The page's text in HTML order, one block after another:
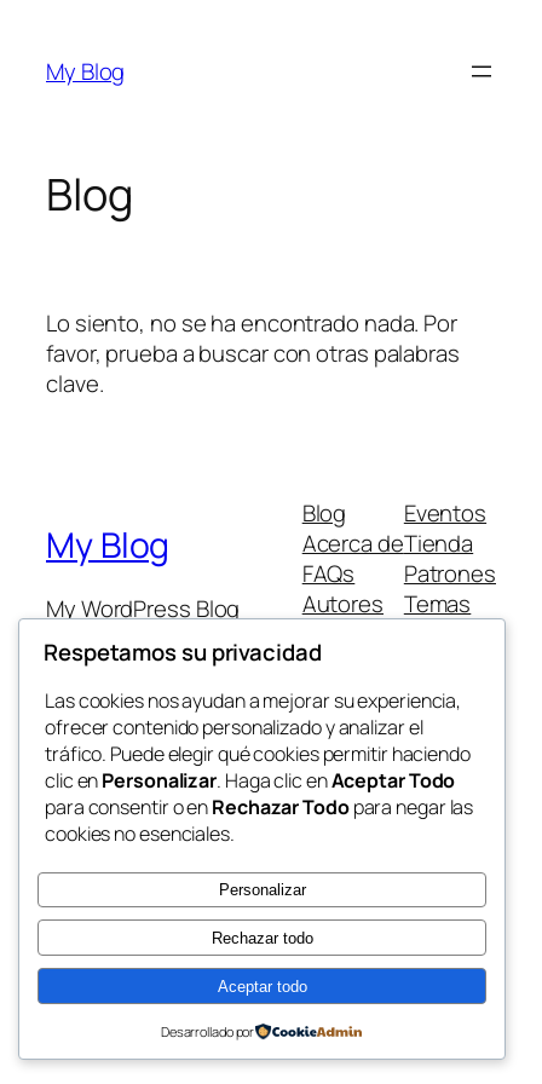
contenido
My Blog
Blog
Lo siento, no se ha encontrado nada. Por
favor, prueba a buscar con otras palabras
clave.
My Blog
My WordPress Blog
Blog
Acerca de
FAQs
Autores
Eventos
Tienda
Patrones
Temas
Twenty Twenty-Five Diseñado conWordPress
Respetamos su privacidad
Las cookies nos ayudan a mejorar su experiencia,
ofrecer contenido personalizado y analizar el
tráfico. Puede elegir qué cookies permitir haciendo
clic enPersonalizar. Haga clic enAceptar Todo
para consentir o enRechazar Todopara negar las
cookies no esenciales.
Personalizar
Rechazar todo
Aceptar todo
Desarrollado por